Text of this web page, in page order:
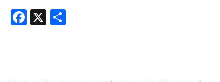
Facebook
X 共
有